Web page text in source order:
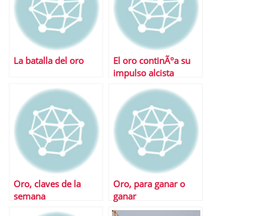
La batalla del oro
El oro continÃºa su
impulso alcista
Oro, claves de la
semana
Oro, para ganar o
ganar